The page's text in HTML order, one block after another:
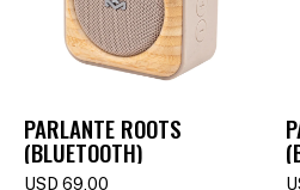
PARLANTE ROOTS
(BLUETOOTH)
USD 69,00